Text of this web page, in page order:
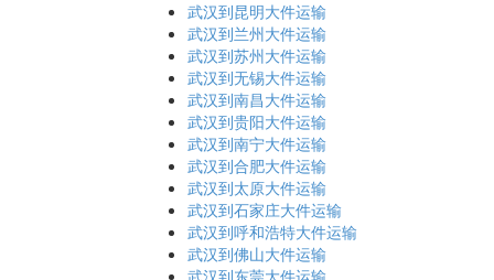
武汉到昆明大件运输
武汉到兰州大件运输
武汉到苏州大件运输
武汉到无锡大件运输
武汉到南昌大件运输
武汉到贵阳大件运输
武汉到南宁大件运输
武汉到合肥大件运输
武汉到太原大件运输
武汉到石家庄大件运输
武汉到呼和浩特大件运输
武汉到佛山大件运输
武汉到东莞大件运输